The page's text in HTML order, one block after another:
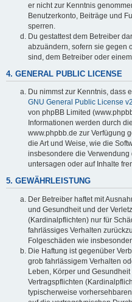
er nicht zur Kenntnis
Benutzerkonto, Beiträge und
sperren.
Du gestattest dem Betreiber
abzuändern, sofern sie gegen
sind, dem Betreiber oder
4. GENERAL PUBLIC LICENSE
Du nimmst zur Kenntnis, dass
GNU General Public License v2
von phpBB Limited
Informationen werden durch
www.phpbb.de zur Verfügung
die Art und Weise, wie die
insbesondere die Verwendung
untersagen oder auf Inhalte
5. GEWÄHRLEISTUNG
Der Betreiber haftet mit
und Gesundheit und der
(Kardinalpflichten) nur für
fahrlässiges Verhalten
Folgeschäden wie
Die Haftung ist gegenüber
grob fahrlässigem Verhalten
Leben, Körper und
Vertragspflichten
typischerweise